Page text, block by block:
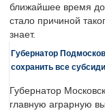
ближайшее время
стало причиной
знает.
Губернатор
сохранить все
Губернатор
главную аграрную